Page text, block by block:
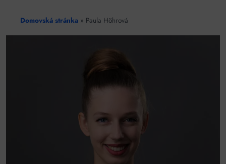
Domovská stránka » Paula Höhrová